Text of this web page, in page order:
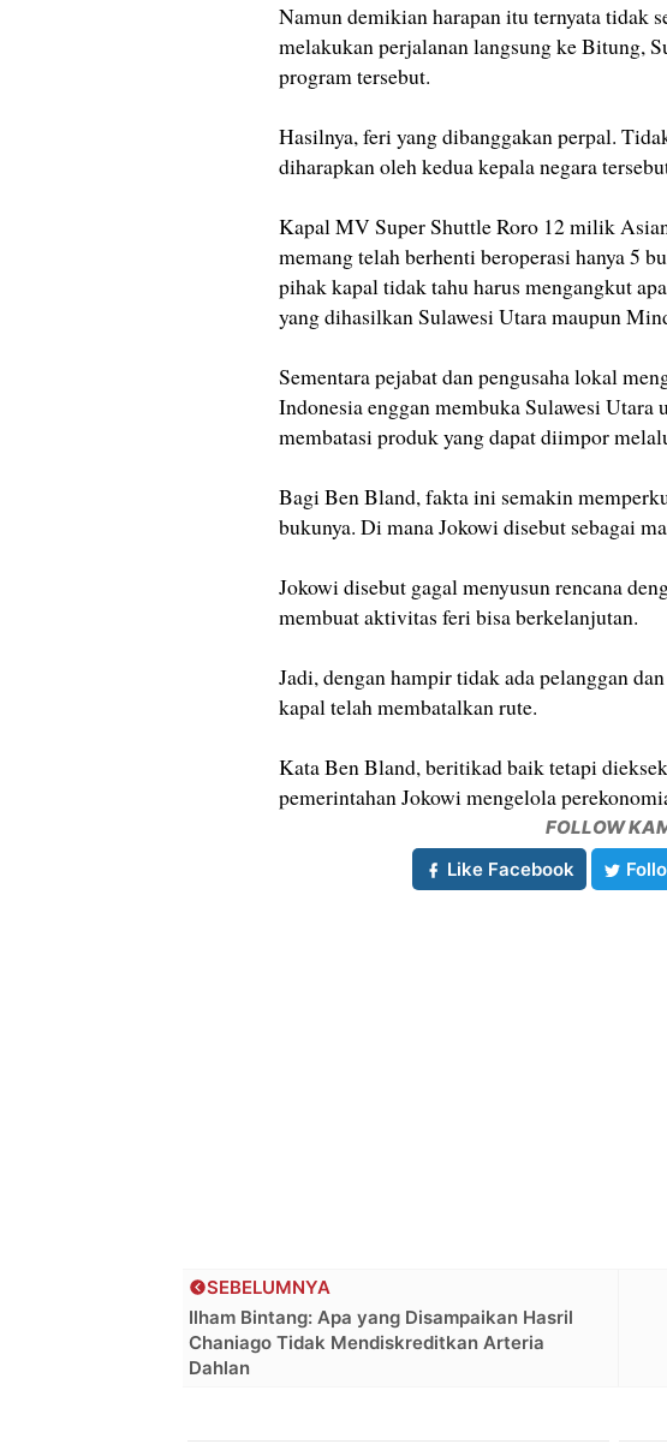
Namun demikian harapan itu ternyata tidak
melakukan perjalanan langsung ke Bitung,
program tersebut.
Hasilnya, feri yang dibanggakan perpal.
diharapkan oleh kedua kepala negara
Kapal MV Super Shuttle Roro 12 milik
memang telah berhenti beroperasi hanya 5
pihak kapal tidak tahu harus mengangkut
yang dihasilkan Sulawesi Utara maupun
Sementara pejabat dan pengusaha lokal
Indonesia enggan membuka Sulawesi
membatasi produk yang dapat diimpor
Bagi Ben Bland, fakta ini semakin
bukunya. Di mana Jokowi disebut sebagai
Jokowi disebut gagal menyusun rencana
membuat aktivitas feri bisa berkelanjutan.
Jadi, dengan hampir tidak ada pelanggan
kapal telah membatalkan rute.
Kata Ben Bland, beritikad baik tetapi
pemerintahan Jokowi mengelola
FOLLOW
Like Facebook
SEBELUMNYA
Ilham Bintang: Apa yang Disampaikan Hasril
Chaniago Tidak Mendiskreditkan Arteria
Dahlan